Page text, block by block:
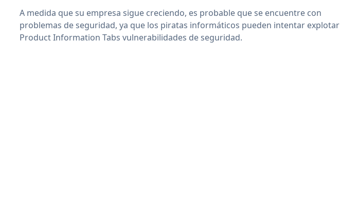
A medida que su empresa sigue creciendo, es probable que se encuentre con
problemas de seguridad, ya que los piratas informáticos pueden intentar explotar
Product Information Tabs vulnerabilidades de seguridad.